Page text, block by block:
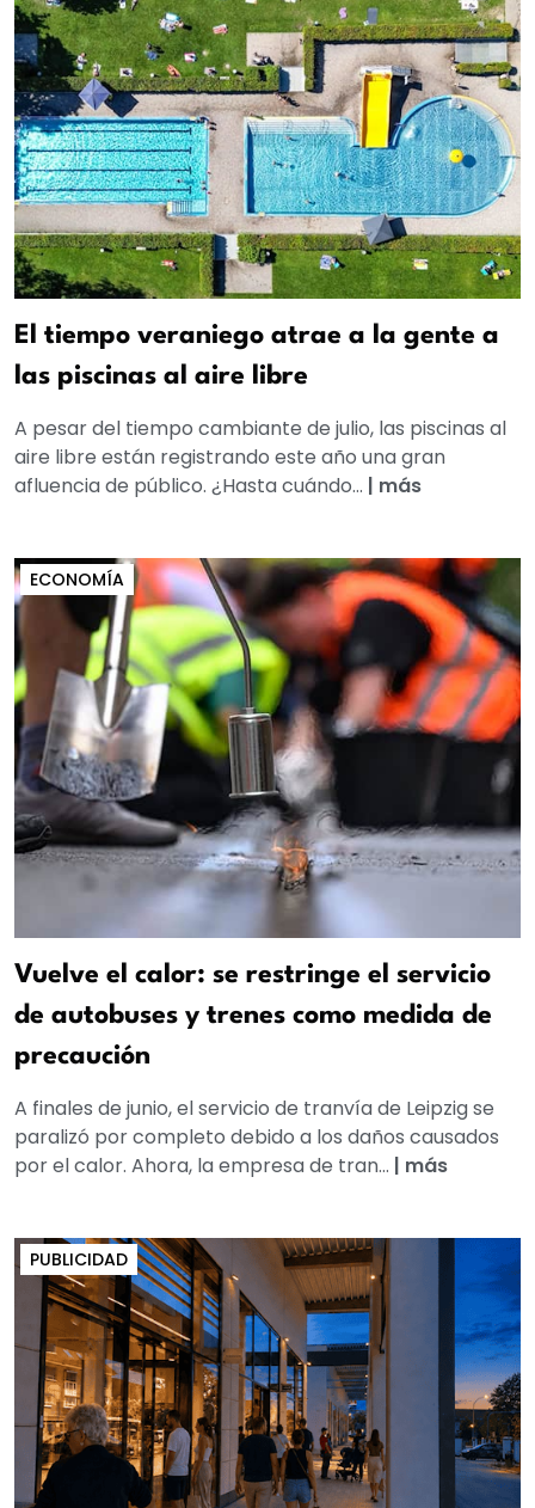
El tiempo veraniego atrae a la gente a
las piscinas al aire libre
A pesar del tiempo cambiante de julio, las piscinas al
aire libre están registrando este año una gran
afluencia de público. ¿Hasta cuándo... | más
ECONOMÍA
Vuelve el calor: se restringe el servicio
de autobuses y trenes como medida de
precaución
A finales de junio, el servicio de tranvía de Leipzig se
paralizó por completo debido a los daños causados
por el calor. Ahora, la empresa de tran... | más
PUBLICIDAD